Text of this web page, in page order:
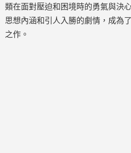
類在面對壓迫和困境時的勇氣與決
思想內涵和引人入勝的劇情，成為
之作。